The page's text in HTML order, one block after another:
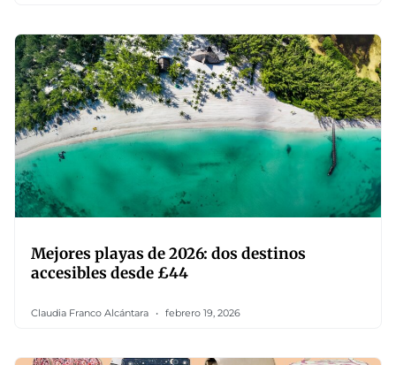
Mejores playas de 2026: dos destinos
accesibles desde £44
Claudia Franco Alcántara febrero 19, 2026